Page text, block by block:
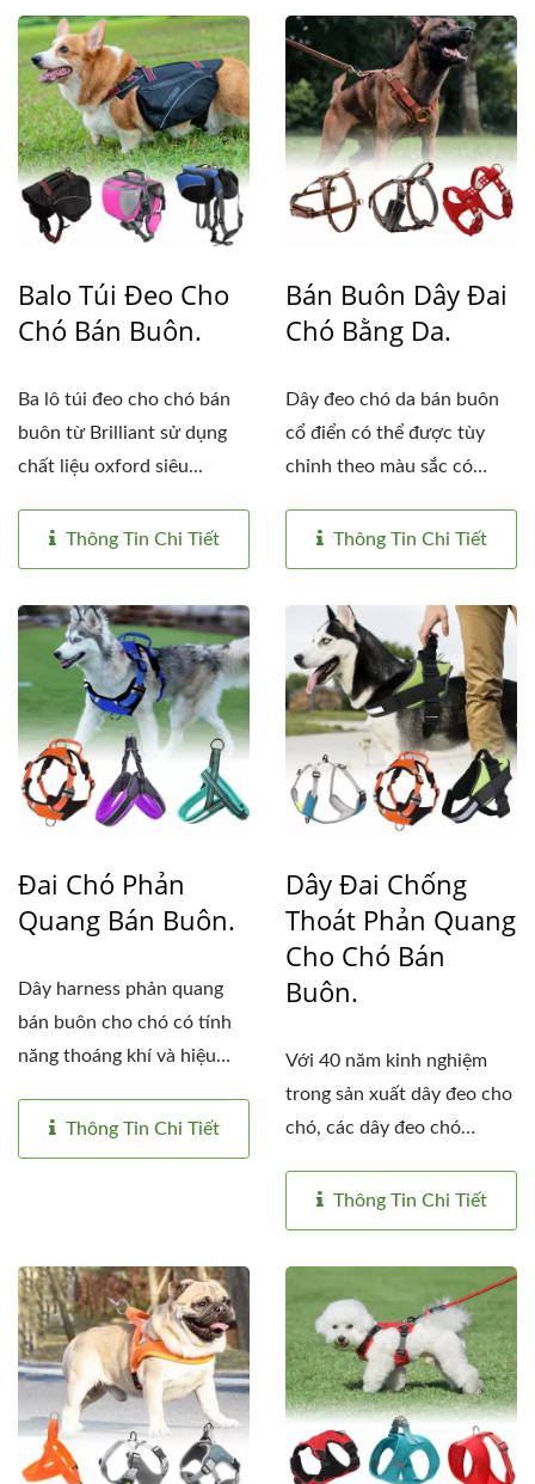
Balo Túi Đeo Cho
Chó Bán Buôn.
Ba lô túi đeo cho chó bán
buôn từ Brilliant sử dụng
chất liệu oxford siêu...
Thông Tin Chi Tiết
Bán Buôn Dây Đai
Chó Bằng Da.
Dây đeo chó da bán buôn
cổ điển có thể được tùy
chỉnh theo màu sắc có
Thông Tin Chi Tiết
Đai Chó Phản
Quang Bán Buôn.
Dây harness phản quang
bán buôn cho chó có tính
năng thoáng khí và hiệu
Thông Tin Chi Tiết
Dây Đai Chống
Thoát Phản Quang
Cho Chó Bán
Buôn.
Với 40 năm kinh nghiệm
trong sản xuất dây đeo cho
chó, các dây đeo chó
Thông Tin Chi Tiết